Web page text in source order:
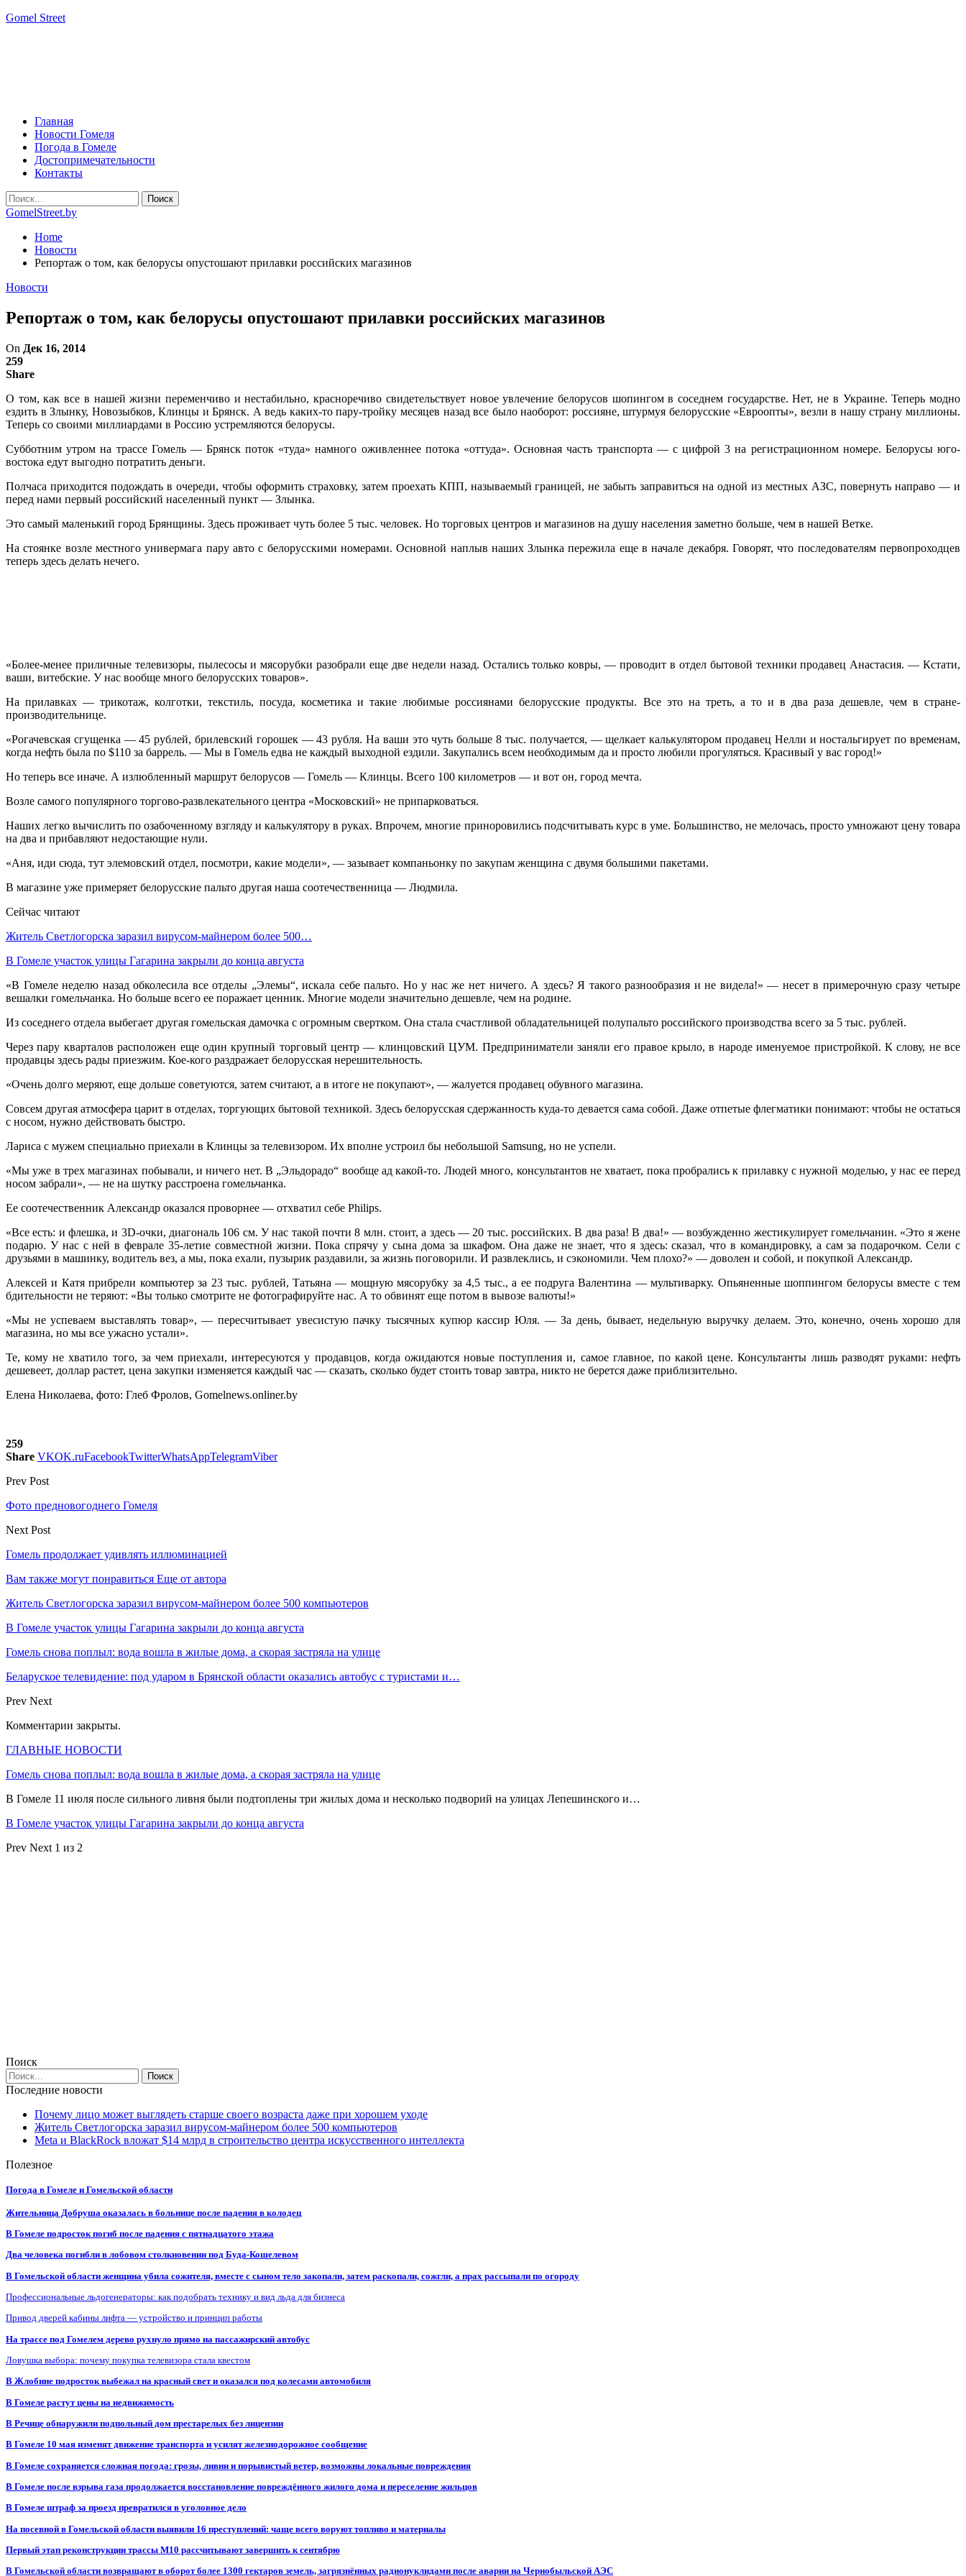
Gomel Street
Главная
Новости Гомеля
Погода в Гомеле
Достопримечательности
Контакты
GomelStreet.by
Home
Новости
Репортаж о том, как белорусы опустошают прилавки российских магазинов
Новости
Репортаж о том, как белорусы опустошают прилавки российских магазинов
On Дек 16, 2014
259
Share
О том, как все в нашей жизни переменчиво и нестабильно, красноречиво свидетельствует новое увлечение белорусов шопингом в соседнем государстве. Нет, не в Украине. Теперь модно
ездить в Злынку, Новозыбков, Клинцы и Брянск. А ведь каких-то пару-тройку месяцев назад все было наоборот: россияне, штурмуя белорусские «Евроопты», везли в нашу страну миллионы.
Теперь со своими миллиардами в Россию устремляются белорусы.
Субботним утром на трассе Гомель — Брянск поток «туда» намного оживленнее потока «оттуда». Основная часть транспорта — с цифрой 3 на регистрационном номере. Белорусы юго-
востока едут выгодно потратить деньги.
Полчаса приходится подождать в очереди, чтобы оформить страховку, затем проехать КПП, называемый границей, не забыть заправиться на одной из местных АЗС, повернуть направо — и
перед нами первый российский населенный пункт — Злынка.
Это самый маленький город Брянщины. Здесь проживает чуть более 5 тыс. человек. Но торговых центров и магазинов на душу населения заметно больше, чем в нашей Ветке.
На стоянке возле местного универмага пару авто с белорусскими номерами. Основной наплыв наших Злынка пережила еще в начале декабря. Говорят, что последователям первопроходцев
теперь здесь делать нечего.
«Более-менее приличные телевизоры, пылесосы и мясорубки разобрали еще две недели назад. Остались только ковры, — проводит в отдел бытовой техники продавец Анастасия. — Кстати,
ваши, витебские. У нас вообще много белорусских товаров».
На прилавках — трикотаж, колготки, текстиль, посуда, косметика и такие любимые россиянами белорусские продукты. Все это на треть, а то и в два раза дешевле, чем в стране-
производительнице.
«Рогачевская сгущенка — 45 рублей, брилевский горошек — 43 рубля. На ваши это чуть больше 8 тыс. получается, — щелкает калькулятором продавец Нелли и ностальгирует по временам,
когда нефть была по $110 за баррель. — Мы в Гомель едва не каждый выходной ездили. Закупались всем необходимым да и просто любили прогуляться. Красивый у вас город!»
Но теперь все иначе. А излюбленный маршрут белорусов — Гомель — Клинцы. Всего 100 километров — и вот он, город мечта.
Возле самого популярного торгово-развлекательного центра «Московский» не припарковаться.
Наших легко вычислить по озабоченному взгляду и калькулятору в руках. Впрочем, многие приноровились подсчитывать курс в уме. Большинство, не мелочась, просто умножают цену товара
на два и прибавляют недостающие нули.
«Аня, иди сюда, тут элемовский отдел, посмотри, какие модели», — зазывает компаньонку по закупам женщина с двумя большими пакетами.
В магазине уже примеряет белорусские пальто другая наша соотечественница — Людмила.
Сейчас читают
Житель Светлогорска заразил вирусом-майнером более 500…
В Гомеле участок улицы Гагарина закрыли до конца августа
«В Гомеле неделю назад обколесила все отделы „Элемы“, искала себе пальто. Но у нас же нет ничего. А здесь? Я такого разнообразия и не видела!» — несет в примерочную сразу четыре
вешалки гомельчанка. Но больше всего ее поражает ценник. Многие модели значительно дешевле, чем на родине.
Из соседнего отдела выбегает другая гомельская дамочка с огромным свертком. Она стала счастливой обладательницей полупальто российского производства всего за 5 тыс. рублей.
Через пару кварталов расположен еще один крупный торговый центр — клинцовский ЦУМ. Предприниматели заняли его правое крыло, в народе именуемое пристройкой. К слову, не все
продавцы здесь рады приезжим. Кое-кого раздражает белорусская нерешительность.
«Очень долго меряют, еще дольше советуются, затем считают, а в итоге не покупают», — жалуется продавец обувного магазина.
Совсем другая атмосфера царит в отделах, торгующих бытовой техникой. Здесь белорусская сдержанность куда-то девается сама собой. Даже отпетые флегматики понимают: чтобы не остаться
с носом, нужно действовать быстро.
Лариса с мужем специально приехали в Клинцы за телевизором. Их вполне устроил бы небольшой Samsung, но не успели.
«Мы уже в трех магазинах побывали, и ничего нет. В „Эльдорадо“ вообще ад какой-то. Людей много, консультантов не хватает, пока пробрались к прилавку с нужной моделью, у нас ее перед
носом забрали», — не на шутку расстроена гомельчанка.
Ее соотечественник Александр оказался проворнее — отхватил себе Philips.
«Все есть: и флешка, и 3D-очки, диагональ 106 см. У нас такой почти 8 млн. стоит, а здесь — 20 тыс. российских. В два раза! В два!» — возбужденно жестикулирует гомельчанин. «Это я жене
подарю. У нас с ней в феврале 35-летие совместной жизни. Пока спрячу у сына дома за шкафом. Она даже не знает, что я здесь: сказал, что в командировку, а сам за подарочком. Сели с
друзьями в машинку, водитель вез, а мы, пока ехали, пузырик раздавили, за жизнь поговорили. И развлеклись, и сэкономили. Чем плохо?» — доволен и собой, и покупкой Александр.
Алексей и Катя прибрели компьютер за 23 тыс. рублей, Татьяна — мощную мясорубку за 4,5 тыс., а ее подруга Валентина — мультиварку. Опьяненные шоппингом белорусы вместе с тем
бдительности не теряют: «Вы только смотрите не фотографируйте нас. А то обвинят еще потом в вывозе валюты!»
«Мы не успеваем выставлять товар», — пересчитывает увесистую пачку тысячных купюр кассир Юля. — За день, бывает, недельную выручку делаем. Это, конечно, очень хорошо для
магазина, но мы все ужасно устали».
Те, кому не хватило того, за чем приехали, интересуются у продавцов, когда ожидаются новые поступления и, самое главное, по какой цене. Консультанты лишь разводят руками: нефть
дешевеет, доллар растет, цена закупки изменяется каждый час — сказать, сколько будет стоить товар завтра, никто не берется даже приблизительно.
Елена Николаева, фото: Глеб Фролов, Gomelnews.onliner.by
259
Share VKOK.ruFacebookTwitterWhatsAppTelegramViber
Prev Post
Фото предновогоднего Гомеля
Next Post
Гомель продолжает удивлять иллюминацией
Вам также могут понравиться Еще от автора
Житель Светлогорска заразил вирусом-майнером более 500 компьютеров
В Гомеле участок улицы Гагарина закрыли до конца августа
Гомель снова поплыл: вода вошла в жилые дома, а скорая застряла на улице
Беларуское телевидение: под ударом в Брянской области оказались автобус с туристами и…
Prev Next
Комментарии закрыты.
ГЛАВНЫЕ НОВОСТИ
Гомель снова поплыл: вода вошла в жилые дома, а скорая застряла на улице
В Гомеле 11 июля после сильного ливня были подтоплены три жилых дома и несколько подворий на улицах Лепешинского и…
В Гомеле участок улицы Гагарина закрыли до конца августа
Prev Next 1 из 2
Поиск
Последние новости
Почему лицо может выглядеть старше своего возраста даже при хорошем уходе
Житель Светлогорска заразил вирусом-майнером более 500 компьютеров
Meta и BlackRock вложат $14 млрд в строительство центра искусственного интеллекта
Полезное
Погода в Гомеле и Гомельской области
Жительница Добруша оказалась в больнице после падения в колодец
В Гомеле подросток погиб после падения с пятнадцатого этажа
Два человека погибли в лобовом столкновении под Буда-Кошелевом
В Гомельской области женщина убила сожителя, вместе с сыном тело закопали, затем раскопали, сожгли, а прах рассыпали по огороду
Профессиональные льдогенераторы: как подобрать технику и вид льда для бизнеса
Привод дверей кабины лифта — устройство и принцип работы
На трассе под Гомелем дерево рухнуло прямо на пассажирский автобус
Ловушка выбора: почему покупка телевизора стала квестом
В Жлобине подросток выбежал на красный свет и оказался под колесами автомобиля
В Гомеле растут цены на недвижимость
В Речице обнаружили подпольный дом престарелых без лицензии
В Гомеле 10 мая изменят движение транспорта и усилят железнодорожное сообщение
В Гомеле сохраняется сложная погода: грозы, ливни и порывистый ветер, возможны локальные повреждения
В Гомеле после взрыва газа продолжается восстановление повреждённого жилого дома и переселение жильцов
В Гомеле штраф за проезд превратился в уголовное дело
На посевной в Гомельской области выявили 16 преступлений: чаще всего воруют топливо и материалы
Первый этап реконструкции трассы М10 рассчитывают завершить к сентябрю
В Гомельской области возвращают в оборот более 1300 гектаров земель, загрязнённых радионуклидами после аварии на Чернобыльской АЭС